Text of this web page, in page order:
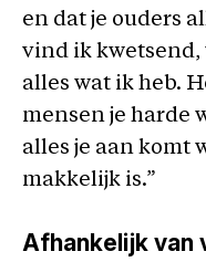
en dat je ouders
vind ik kwetsend,
alles wat ik heb.
mensen je harde
alles je aan komt
makkelijk is.”
Afhankelijk van